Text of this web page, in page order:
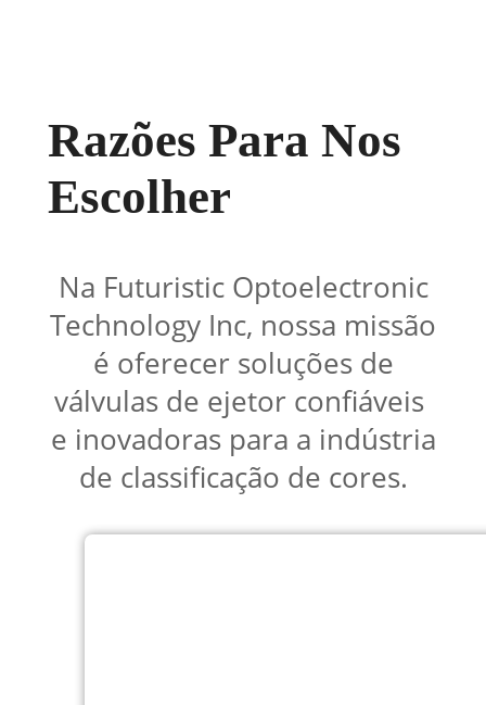
Razões Para Nos
Escolher
Na Futuristic Optoelectronic
Technology Inc, nossa missão
é oferecer soluções de
válvulas de ejetor confiáveis ​​
e inovadoras para a indústria
de classificação de cores.